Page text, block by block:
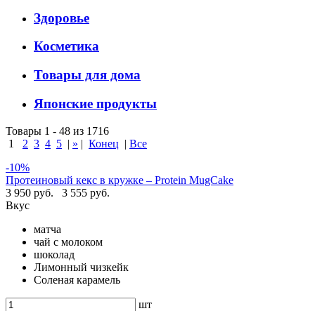
Здоровье
Косметика
Товары для дома
Японские продукты
Товары 1 - 48 из 1716
1
2 3 4 5 | » | Конец | Все
-10%
Протеиновый кекс в кружке – Protein MugCake
3 950 руб.
3 555 руб.
Вкус
матча
чай с молоком
шоколад
Лимонный чизкейк
Соленая карамель
шт